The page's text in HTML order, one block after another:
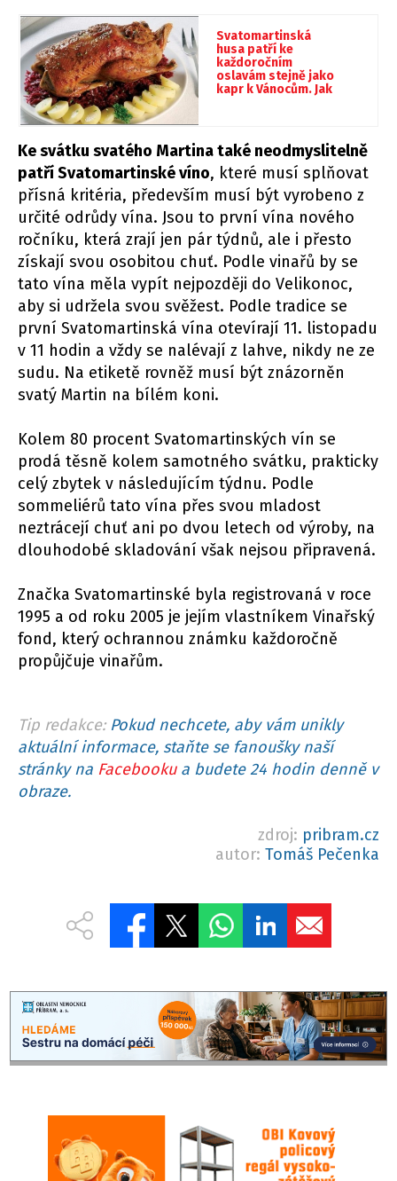
Svatomartinská
husa patří ke
každoročním
oslavám stejně jako
kapr k Vánocům. Jak
Ke svátku svatého Martina také neodmyslitelně
patří Svatomartinské víno, které musí splňovat
přísná kritéria, především musí být vyrobeno z
určité odrůdy vína. Jsou to první vína nového
ročníku, která zrají jen pár týdnů, ale i přesto
získají svou osobitou chuť. Podle vinařů by se
tato vína měla vypít nejpozději do Velikonoc,
aby si udržela svou svěžest. Podle tradice se
první Svatomartinská vína otevírají 11. listopadu
v 11 hodin a vždy se nalévají z lahve, nikdy ne ze
sudu. Na etiketě rovněž musí být znázorněn
svatý Martin na bílém koni.
Kolem 80 procent Svatomartinských vín se
prodá těsně kolem samotného svátku, prakticky
celý zbytek v následujícím týdnu. Podle
sommeliérů tato vína přes svou mladost
neztrácejí chuť ani po dvou letech od výroby, na
dlouhodobé skladování však nejsou připravená.
Značka Svatomartinské byla registrovaná v roce
1995 a od roku 2005 je jejím vlastníkem Vinařský
fond, který ochrannou známku každoročně
propůjčuje vinařům.
Tip redakce: Pokud nechcete, aby vám unikly
aktuální informace, staňte se fanoušky naší
stránky na Facebookua budete 24 hodin denně v
obraze.
zdroj: pribram.cz
autor: Tomáš Pečenka